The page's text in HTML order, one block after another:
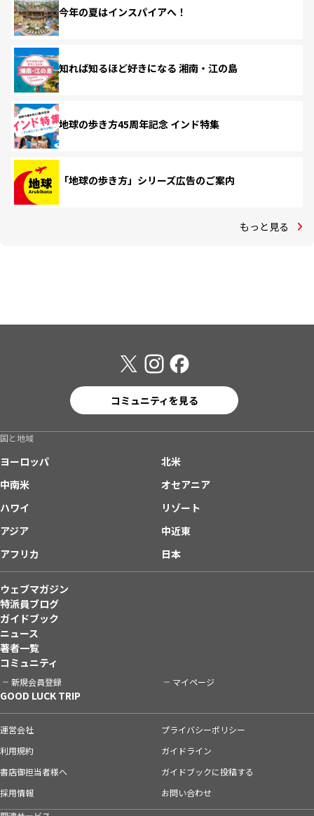
今年の夏はインスパイアへ！
知れば知るほど好きになる 湘南・江の島
地球の歩き方45周年記念 インド特集
「地球の歩き方」シリーズ広告のご案内
もっと見る
コミュニティを見る
国と地域
ヨーロッパ
北米
中南米
オセアニア
ハワイ
リゾート
アジア
中近東
アフリカ
日本
ウェブマガジン
特派員ブログ
ガイドブック
ニュース
著者一覧
コミュニティ
新規会員登録 マイページ
GOOD LUCK TRIP
運営会社
プライバシーポリシー
利用規約
ガイドライン
書店御担当者様へ
ガイドブックに投稿する
採用情報
お問い合わせ